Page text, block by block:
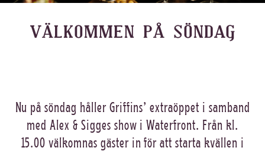
VÄLKOMMEN PÅ SÖNDAG
Nu på söndag håller Griffins’ extraöppet i samband
med Alex & Sigges show i Waterfront. Från kl.
15.00 välkomnas gäster in för att starta kvällen i